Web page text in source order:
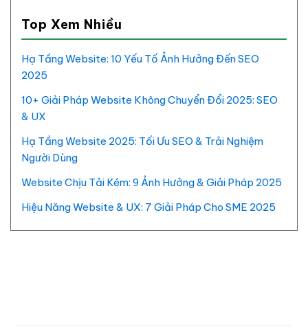
Top Xem Nhiều
Hạ Tầng Website: 10 Yếu Tố Ảnh Hưởng Đến SEO
2025
10+ Giải Pháp Website Không Chuyển Đổi 2025: SEO
& UX
Hạ Tầng Website 2025: Tối Ưu SEO & Trải Nghiệm
Người Dùng
Website Chịu Tải Kém: 9 Ảnh Hưởng & Giải Pháp 2025
Hiệu Năng Website & UX: 7 Giải Pháp Cho SME 2025